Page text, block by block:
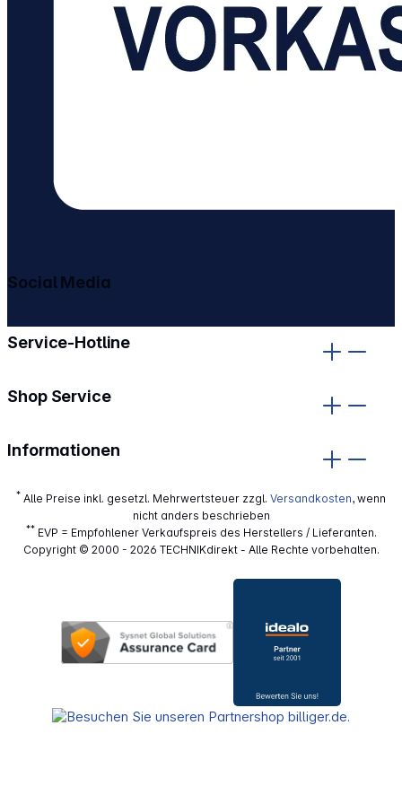
Service-Hotline
Shop Service
Informationen
Social Media
* Alle Preise inkl. gesetzl. Mehrwertsteuer zzgl. Versandkosten, wenn
nicht anders beschrieben
**EVP = Empfohlener Verkaufspreis des Herstellers / Lieferanten.
Copyright © 2000 - 2026 TECHNIKdirekt - Alle Rechte vorbehalten.